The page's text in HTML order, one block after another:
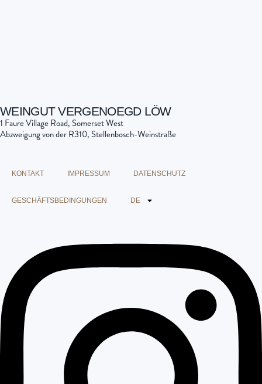
WEINGUT VERGENOEGD LÖW
1 Faure Village Road, Somerset West
Abzweigung von der R310, Stellenbosch-Weinstraße
KONTAKT IMPRESSUM DATENSCHUTZ
GESCHÄFTSBEDINGUNGEN DE